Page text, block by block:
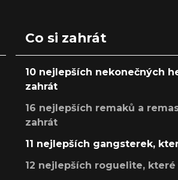
Co si zahrát
10 nejlepších nekonečných
zahrát
16 nejlepších remaků a
zahrát
11 nejlepších gangsterek,
12 nejlepších roguelite,